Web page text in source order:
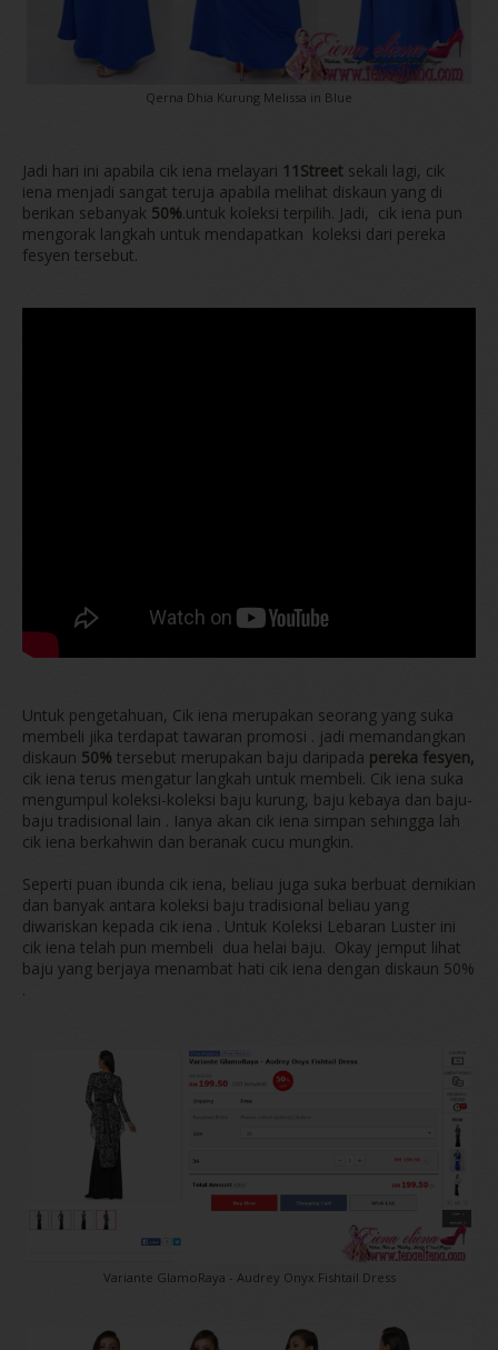
Qerna Dhia Kurung Melissa in Blue
Jadi hari ini apabila cik iena melayari 11Street sekali lagi, cik
iena menjadi sangat teruja apabila melihat diskaun yang di
berikan sebanyak 50%.untuk koleksi terpilih. Jadi, cik iena pun
mengorak langkah untuk mendapatkan koleksi dari pereka
fesyen tersebut.
Untuk pengetahuan, Cik iena merupakan seorang yang suka
membeli jika terdapat tawaran promosi . jadi memandangkan
diskaun 50% tersebut merupakan baju daripada pereka fesyen,
cik iena terus mengatur langkah untuk membeli. Cik iena suka
mengumpul koleksi-koleksi baju kurung, baju kebaya dan baju-
baju tradisional lain . Ianya akan cik iena simpan sehingga lah
cik iena berkahwin dan beranak cucu mungkin.
Seperti puan ibunda cik iena, beliau juga suka berbuat demikian
dan banyak antara koleksi baju tradisional beliau yang
diwariskan kepada cik iena . Untuk Koleksi Lebaran Luster ini
cik iena telah pun membeli dua helai baju. Okay jemput lihat
baju yang berjaya menambat hati cik iena dengan diskaun 50%
.
Variante GlamoRaya - Audrey Onyx Fishtail Dress